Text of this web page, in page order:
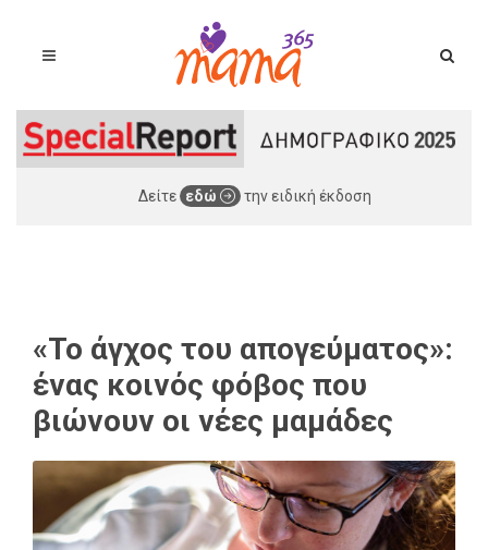
Δείτε εδώ την ειδική έκδοση
«Το άγχος του απογεύματος»:
ένας κοινός φόβος που
βιώνουν οι νέες μαμάδες